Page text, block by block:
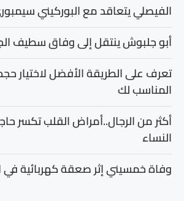
الفيصلي يتعاقد مع البوركيني
أبو جلبوش ينتقل إلى وفاق سطيف
تعرف على الطريقة الأفضل لاختيار
المناسب لك
أكثر من الرجال..أمراض القلب تكسر
النساء
وفاة خمسيني إثر صعقة كهربائية في